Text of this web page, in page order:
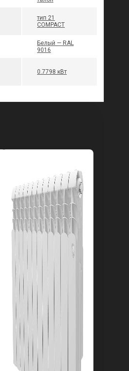
тип 21
COMPACT
Белый — RAL
9016
0.7798 кВт